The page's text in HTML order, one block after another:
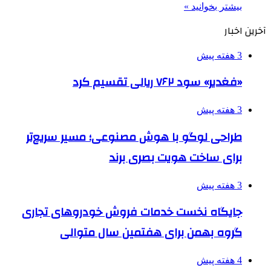
بیشتر بخوانید »
آخرین اخبار
3 هفته پیش
«فغدیر» سود ۷۶۲ ریالی تقسیم کرد
3 هفته پیش
طراحی لوگو با هوش مصنوعی؛ مسیر سریع‌تر
برای ساخت هویت بصری برند
3 هفته پیش
جایگاه نخست خدمات فروش خودروهای تجاری
گروه بهمن برای هفتمین سال متوالی
4 هفته پیش